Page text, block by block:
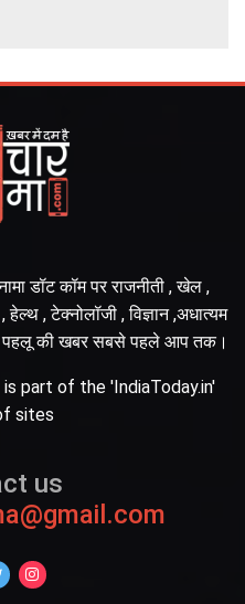
डॉट कॉम पर राजनीती , खेल ,
, टेक्नोलॉजी , विज्ञान ,अधात्यम
पहलू की खबर सबसे पहले आप तक।
part of the 'IndiaToday.in'
sites
us